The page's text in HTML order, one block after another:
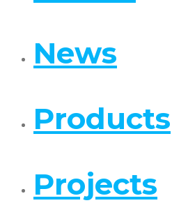
News
Products
Projects